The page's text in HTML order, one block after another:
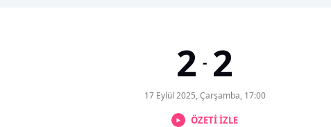
2 - 2
17 Eylül 2025, Çarşamba, 17:00
ÖZETİ İZLE